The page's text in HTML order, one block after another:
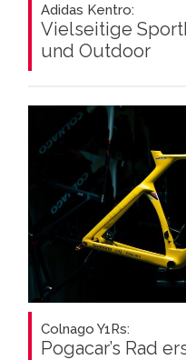
Adidas Kentro:
Vielseitige
und Outdoor
Colnago Y1Rs:
Pogacar’s Rad